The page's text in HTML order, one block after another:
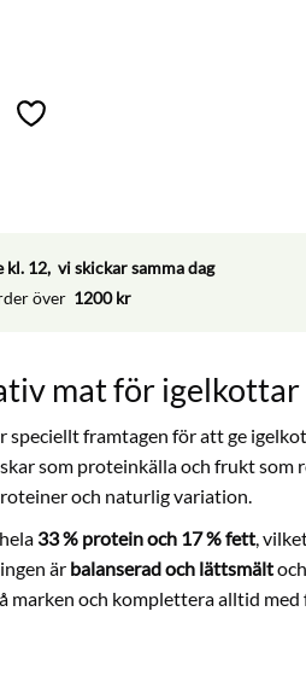
Lägg till i favoriter
kl. 12, vi skickar samma dag
över 1200 kr
mat för igelkottar
speciellt framtagen för att ge
som proteinkälla och frukt som
och naturlig variation.
33 % protein och 17 % fett,
är balanserad och lättsmält
marken och komplettera alltid